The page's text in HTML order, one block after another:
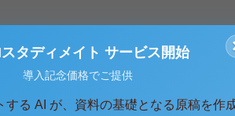
タディメイト サービス開始
導入記念価格でご提供
する AI が、資料の基礎となる原稿を作